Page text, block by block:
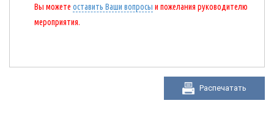
Вы можете оставить Ваши вопросы и пожелания руководителю
мероприятия.
Распечатать